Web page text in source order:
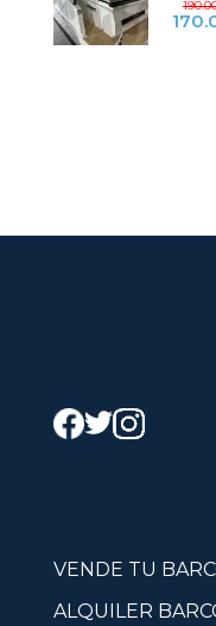
VENDE TU
ALQUILER